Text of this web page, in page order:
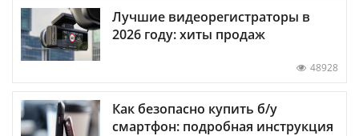
Лучшие видеорегистраторы в
2026 году: хиты продаж
48928
Как безопасно купить б/у
смартфон: подробная инструкция